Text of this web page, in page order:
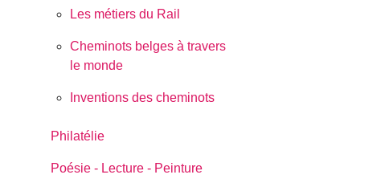
Les métiers du Rail
Cheminots belges à travers
le monde
Inventions des cheminots
Philatélie
Poésie - Lecture - Peinture